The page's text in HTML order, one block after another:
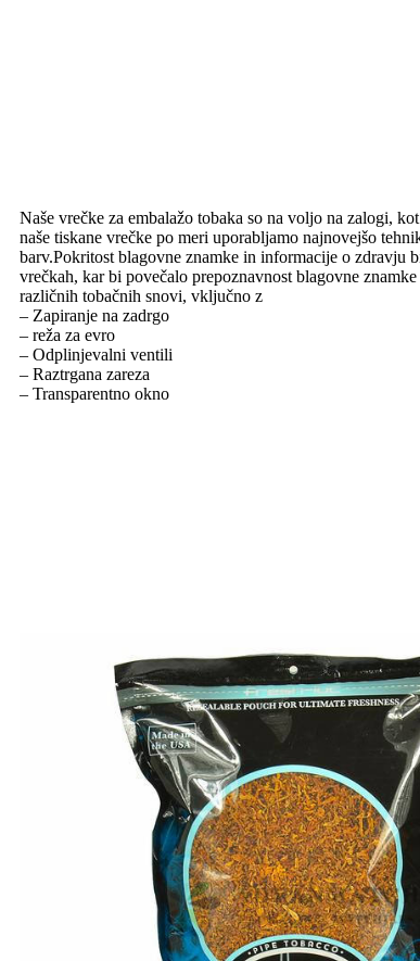
Naše vrečke za embalažo tobaka so na voljo na zalogi,
naše tiskane vrečke po meri uporabljamo najnovejšo
barv.Pokritost blagovne znamke in informacije o zdravju
vrečkah, kar bi povečalo prepoznavnost blagovne
različnih tobačnih snovi, vključno z
– Zapiranje na zadrgo
– reža za evro
– Odplinjevalni ventili
– Raztrgana zareza
– Transparentno okno